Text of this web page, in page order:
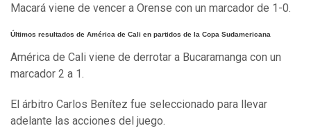
Macará viene de vencer a Orense con un marcador de 1-0.
Últimos resultados de América de Cali en partidos de la Copa Sudamericana
América de Cali viene de derrotar a Bucaramanga con un
marcador 2 a 1.
El árbitro Carlos Benítez fue seleccionado para llevar
adelante las acciones del juego.